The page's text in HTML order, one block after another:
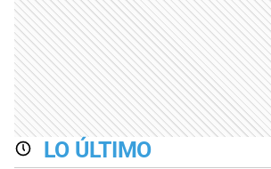
LO ÚLTIMO